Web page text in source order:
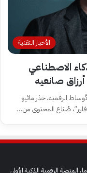
الأخبار التقنية
الاصطناعي
صانعيه
الرقمية، حذر ماثيو
فلير”، صُناع المحتوى من…
المنصة الرقمية الذكية الأولى